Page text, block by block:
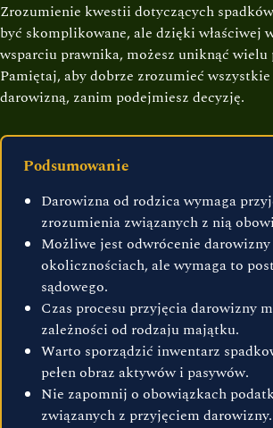
Zrozumienie kwestii dotyczących
być skomplikowane, ale dzięki właściwej
wsparciu prawnika, możesz uniknąć wielu
Pamiętaj, aby dobrze zrozumieć
darowizną, zanim podejmiesz decyzję.
Podsumowanie
Darowizna od rodzica wymaga
zrozumienia związanych z nią
Możliwe jest odwrócenie
okolicznościach, ale wymaga to
sądowego.
Czas procesu przyjęcia darowizny
zależności od rodzaju majątku.
Warto sporządzić inwentarz
pełen obraz aktywów i pasywów.
Nie zapomnij o obowiązkach
związanych z przyjęciem darowizny.